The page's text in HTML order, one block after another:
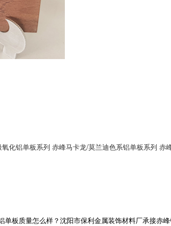
化铝单板系列 赤峰马卡龙/莫兰迪色系铝单板系列 赤
板质量怎么样？沈阳市保利金属装饰材料厂承接赤